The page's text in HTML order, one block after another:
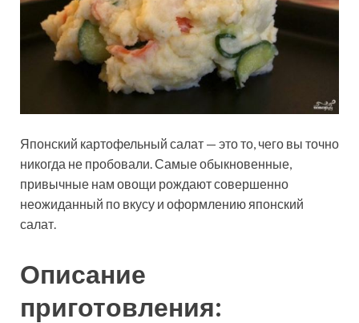
Японский картофельный салат — это то, чего вы точно
никогда не пробовали. Самые обыкновенные,
привычные нам овощи рождают совершенно
неожиданный по вкусу и оформлению японский
салат.
Описание
приготовления: